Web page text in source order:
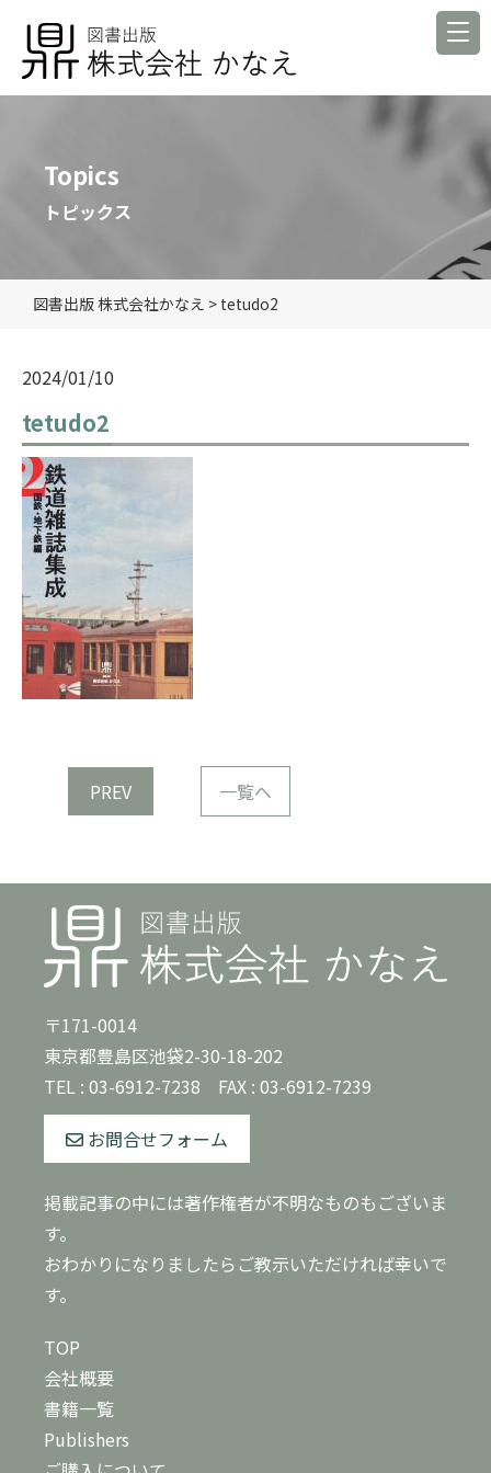
Topics
トピックス
図書出版 株式会社かなえ > tetudo2
2024/01/10
tetudo2
PREV 一覧へ
〒171-0014
東京都豊島区池袋2-30-18-202
TEL : 03-6912-7238 FAX : 03-6912-7239
お問合せフォーム
掲載記事の中には著作権者が不明なものもございま
す。
おわかりになりましたらご教示いただければ幸いで
す。
TOP
会社概要
書籍一覧
Publishers